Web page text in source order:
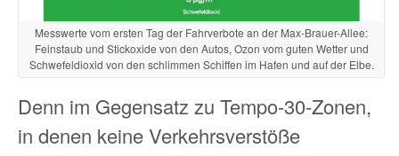
Messwerte vom ersten Tag der Fahrverbote an der Max-Brauer-Allee:
Feinstaub und Stickoxide von den Autos, Ozon vom guten Wetter und
Schwefeldioxid von den schlimmen Schiffen im Hafen und auf der Elbe.
Denn im Gegensatz zu Tempo-30-Zonen,
in denen keine Verkehrsverstöße